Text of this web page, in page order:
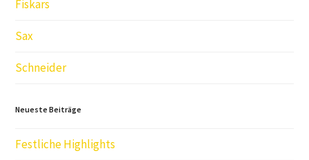
Fiskars
Sax
Schneider
Neueste Beiträge
Festliche Highlights